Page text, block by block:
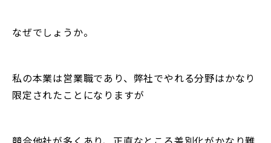
なぜでしょうか。
私の本業は営業職であり、弊社でやれる分野はかなり
限定されたことになりますが